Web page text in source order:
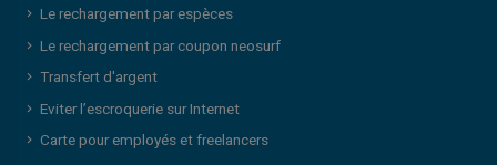
Le rechargement par espèces
Le rechargement par coupon neosurf
Transfert d'argent
Eviter l’escroquerie sur Internet
Carte pour employés et freelancers